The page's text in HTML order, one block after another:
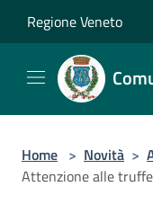
Regione Veneto
Home > Novità >
Attenzione alle